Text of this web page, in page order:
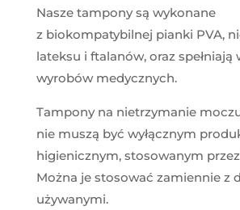
Nasze tampony są wykonane
z biokompatybilnej pianki PVA,
lateksu i ftalanów, oraz spełniają
wyrobów medycznych.
Tampony na nietrzymanie
nie muszą być wyłącznym
higienicznym, stosowanym
Można je stosować zamiennie z
używanymi.